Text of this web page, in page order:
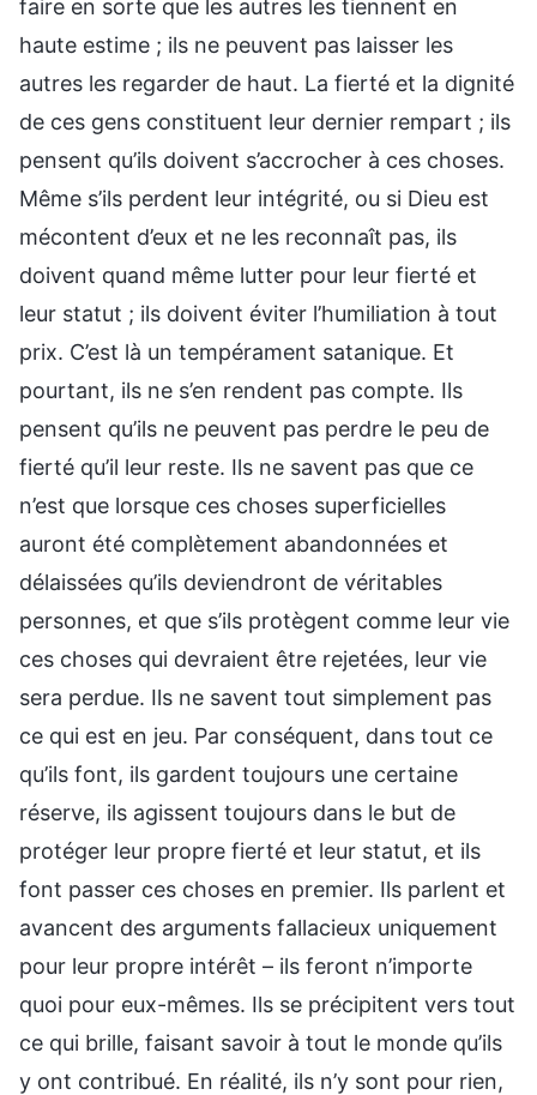
faire en sorte que les autres les tiennent en
haute estime ; ils ne peuvent pas laisser les
autres les regarder de haut. La fierté et la dignité
de ces gens constituent leur dernier rempart ; ils
pensent qu’ils doivent s’accrocher à ces choses.
Même s’ils perdent leur intégrité, ou si Dieu est
mécontent d’eux et ne les reconnaît pas, ils
doivent quand même lutter pour leur fierté et
leur statut ; ils doivent éviter l’humiliation à tout
prix. C’est là un tempérament satanique. Et
pourtant, ils ne s’en rendent pas compte. Ils
pensent qu’ils ne peuvent pas perdre le peu de
fierté qu’il leur reste. Ils ne savent pas que ce
n’est que lorsque ces choses superficielles
auront été complètement abandonnées et
délaissées qu’ils deviendront de véritables
personnes, et que s’ils protègent comme leur vie
ces choses qui devraient être rejetées, leur vie
sera perdue. Ils ne savent tout simplement pas
ce qui est en jeu. Par conséquent, dans tout ce
qu’ils font, ils gardent toujours une certaine
réserve, ils agissent toujours dans le but de
protéger leur propre fierté et leur statut, et ils
font passer ces choses en premier. Ils parlent et
avancent des arguments fallacieux uniquement
pour leur propre intérêt – ils feront n’importe
quoi pour eux-mêmes. Ils se précipitent vers tout
ce qui brille, faisant savoir à tout le monde qu’ils
y ont contribué. En réalité, ils n’y sont pour rien,